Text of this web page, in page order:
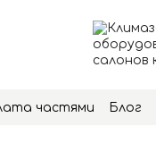
частями Блог